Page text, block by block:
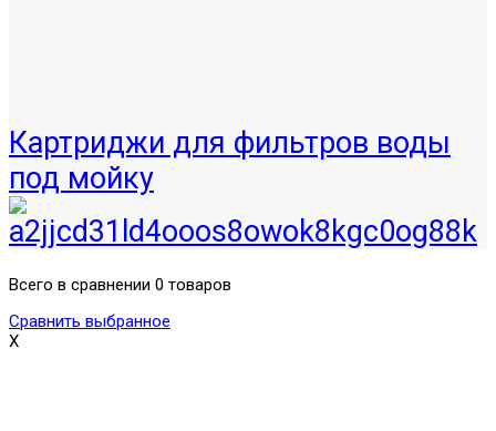
Картриджи для фильтров воды
под мойку
Всего в сравнении 0 товаров
Сравнить выбранное
X